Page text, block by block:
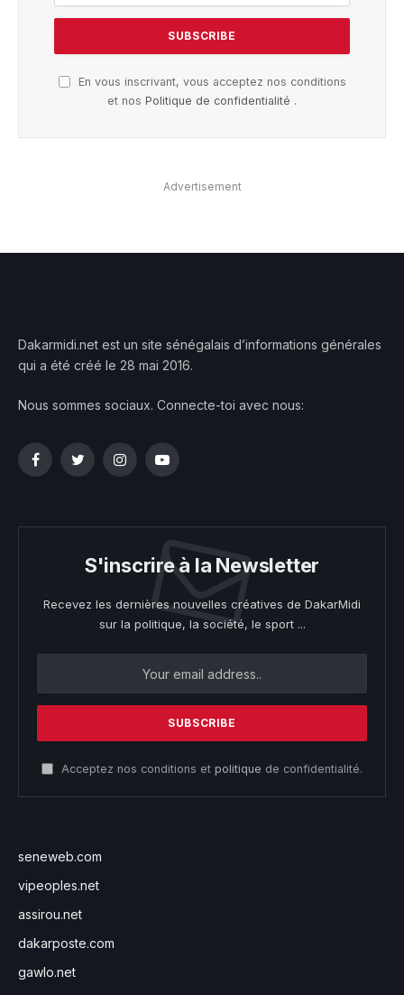
En vous inscrivant, vous acceptez nos conditions
et nos Politique de confidentialité .
Advertisement
Dakarmidi.net est un site sénégalais d’informations générales
qui a été créé le 28 mai 2016.
Nous sommes sociaux. Connecte-toi avec nous:
FacebookTwitterInstagramYouTube
S'inscrire à la Newsletter
Recevez les dernières nouvelles créatives de DakarMidi
sur la politique, la société, le sport ...
Acceptez nos conditions et politique de confidentialité.
seneweb.com
vipeoples.net
assirou.net
dakarposte.com
gawlo.net